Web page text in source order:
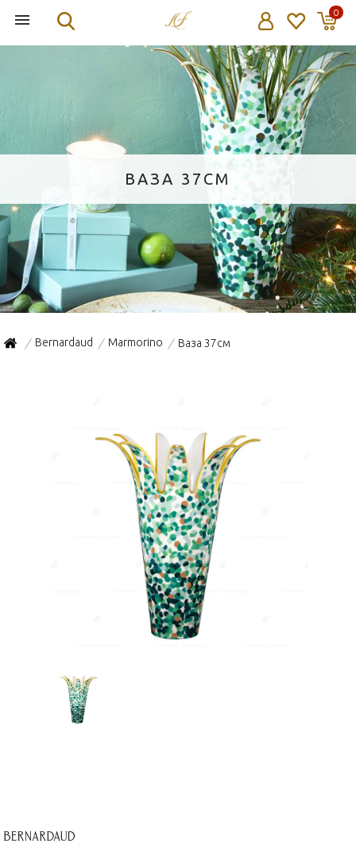
0
ВАЗА 37СМ
/ Bernardaud / Marmorino / Ваза 37см